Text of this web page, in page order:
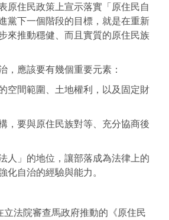
原住民政策上宣示落實「原住民自
黨下一個階段的目標，就是在重新
來推動穩健、而且實質的原住民族
，應該要有幾個重要元素：
空間範圍、土地權利，以及固定財
，要與原住民族對等、充分協商後
人」的地位，讓部落成為法律上的
化自治的經驗與能力。
立法院審查馬政府推動的《原住民